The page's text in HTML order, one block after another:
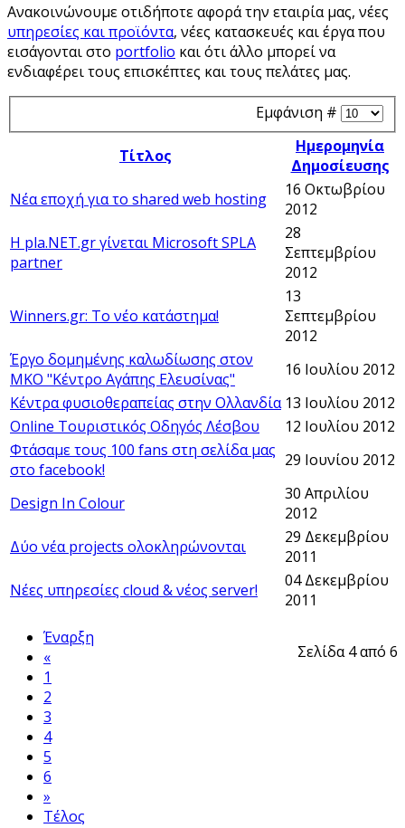
Ανακοινώνουμε οτιδήποτε αφορά την εταιρία μας, νέες
υπηρεσίες και προϊόντα, νέες κατασκευές και έργα που
εισάγονται στο portfolio και ότι άλλο μπορεί να
ενδιαφέρει τους επισκέπτες και τους πελάτες μας.
Εμφάνιση #
Τίτλος
Ημερομηνία
Δημοσίευσης
Νέα εποχή για το shared web hosting
16 Οκτωβρίου
2012
Η pla.NET.gr γίνεται Microsoft SPLA
partner
28
Σεπτεμβρίου
2012
Winners.gr: Το νέο κατάστημα!
13
Σεπτεμβρίου
2012
Έργο δομημένης καλωδίωσης στον
ΜΚΟ "Κέντρο Αγάπης Ελευσίνας"
16 Ιουλίου 2012
Κέντρα φυσιοθεραπείας στην Ολλανδία 13 Ιουλίου 2012
Online Τουριστικός Οδηγός Λέσβου
12 Ιουλίου 2012
Φτάσαμε τους 100 fans στη σελίδα μας
στο facebook!
29 Ιουνίου 2012
Design In Colour
30 Απριλίου
2012
Δύο νέα projects ολοκληρώνονται
29 Δεκεμβρίου
2011
Νέες υπηρεσίες cloud & νέος server!
04 Δεκεμβρίου
2011
Σελίδα 4 από 6
Έναρξη
«
1
2
3
4
5
6
»
Τέλος